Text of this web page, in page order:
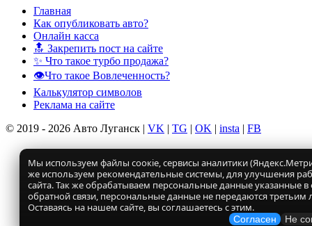
Главная
Как опубликовать авто?
Онлайн касса
🔝 Закрепить пост на сайте
✨ Что такое турбо продажа?
👁️Что такое Вовлеченность?
Калькулятор символов
Реклама на сайте
© 2019 - 2026 Авто Луганск | VK | TG | OK | insta | FB
Мы используем файлы соокіе, сервисы аналитики
же используем рекомендательные системы, для улучшения
сайта. Так же обрабатываем персональные данные указанные
обратной связи, персональные данные не передаются третьим
Оставаясь на нашем сайте, вы соглашаетесь с этим.
Согласен Не